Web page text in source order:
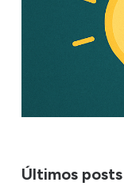
Últimos posts